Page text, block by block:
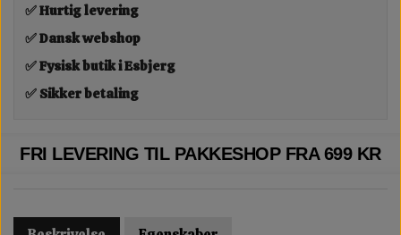
✅ Hurtig levering
✅ Dansk webshop
✅ Fysisk butik i Esbjerg
✅ Sikker betaling
FRI LEVERING TIL PAKKESHOP FRA 699 KR